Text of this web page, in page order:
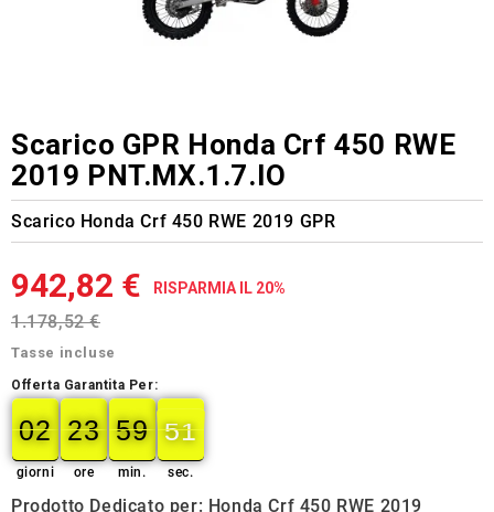
Scarico GPR Honda Crf 450 RWE
2019 PNT.MX.1.7.IO
Scarico Honda Crf 450 RWE 2019 GPR
942,82 € RISPARMIA IL 20%
1.178,52 €
Tasse incluse
Offerta Garantita Per:
02
02
00
giorni
23
23
00
ore
59
59
00
min.
50
50
51
sec.
Prodotto Dedicato per: Honda Crf 450 RWE 2019